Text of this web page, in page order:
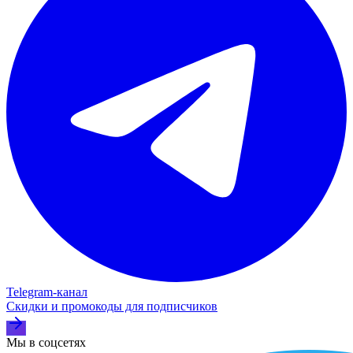
Telegram‑канал
Скидки и промокоды для подписчиков
Мы в соцсетях